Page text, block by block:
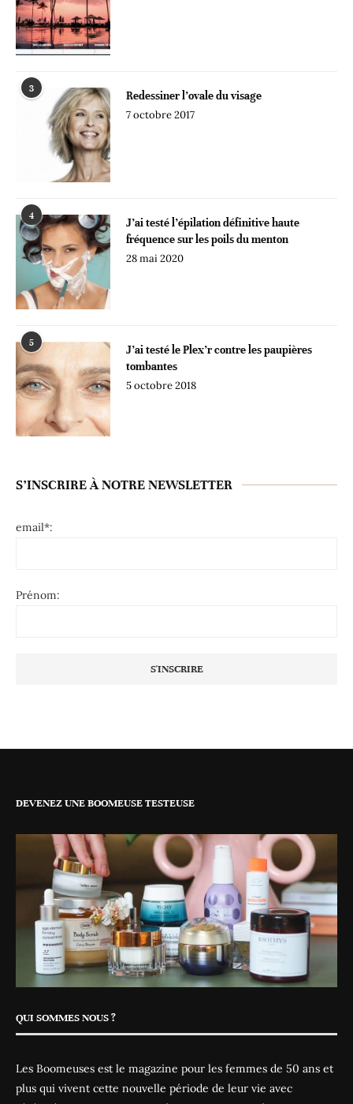
3
Redessiner l’ovale du visage
7 octobre 2017
4
J’ai testé l’épilation définitive haute
fréquence sur les poils du menton
28 mai 2020
5
J’ai testé le Plex’r contre les paupières
tombantes
5 octobre 2018
S’INSCRIRE À NOTRE NEWSLETTER
email*:
Prénom:
DEVENEZ UNE BOOMEUSE TESTEUSE
QUI SOMMES NOUS ?
Les Boomeuses est le magazine pour les femmes de 50 ans et
plus qui vivent cette nouvelle période de leur vie avec